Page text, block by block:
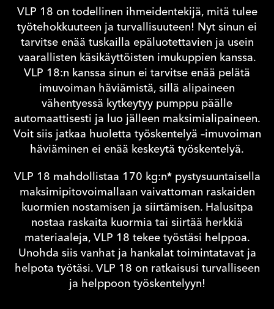
VLP 18 on todellinen ihmeidentekijä, mitä tulee
työtehokkuuteen ja turvallisuuteen! Nyt sinun ei
tarvitse enää tuskailla epäluotettavien ja usein
vaarallisten käsikäyttöisten imukuppien kanssa.
VLP 18:n kanssa sinun ei tarvitse enää pelätä
imuvoiman häviämistä, sillä alipaineen
vähentyessä kytkeytyy pumppu päälle
automaattisesti ja luo jälleen maksimialipaineen.
Voit siis jatkaa huoletta työskentelyä –imuvoiman
häviäminen ei enää keskeytä työskentelyä.
VLP 18 mahdollistaa 170 kg:n* pystysuuntaisella
maksimipitovoimallaan vaivattoman raskaiden
kuormien nostamisen ja siirtämisen. Halusitpa
nostaa raskaita kuormia tai siirtää herkkiä
materiaaleja, VLP 18 tekee työstäsi helppoa.
Unohda siis vanhat ja hankalat toimintatavat ja
helpota työtäsi. VLP 18 on ratkaisusi turvalliseen
ja helppoon työskentelyyn!